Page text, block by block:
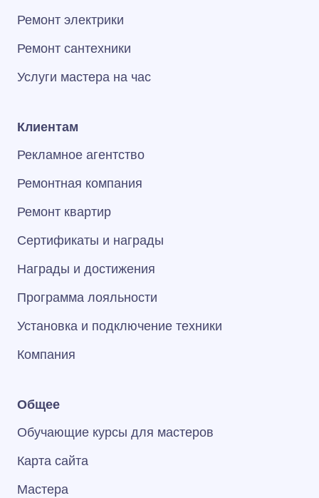
Ремонт электрики
Ремонт сантехники
Услуги мастера на час
Клиентам
Рекламное агентство
Ремонтная компания
Ремонт квартир
Сертификаты и награды
Награды и достижения
Программа лояльности
Установка и подключение техники
Компания
Общее
Обучающие курсы для мастеров
Карта сайта
Мастера